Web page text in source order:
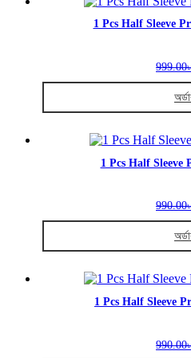
1 Pcs Half Sleeve
999.00
1 Pcs Half
990.00
1 Pcs Half Sleeve
990.00